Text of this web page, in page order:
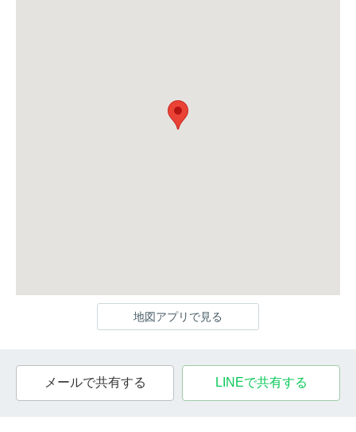
地図アプリで見る
メールで共有する LINEで共有する